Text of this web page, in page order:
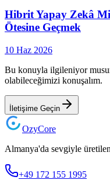
Hibrit Yapay Zekâ
Ötesine Geçmek
10 Haz 2026
Bu konuyla ilgileniyor
olabileceğimizi konuşalım.
İletişime Geçin
OzyCore
Almanya'da sevgiyle
+49 172 155 1995